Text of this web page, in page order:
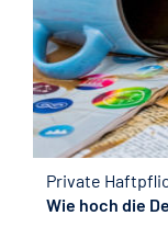
Private
Wie hoch die